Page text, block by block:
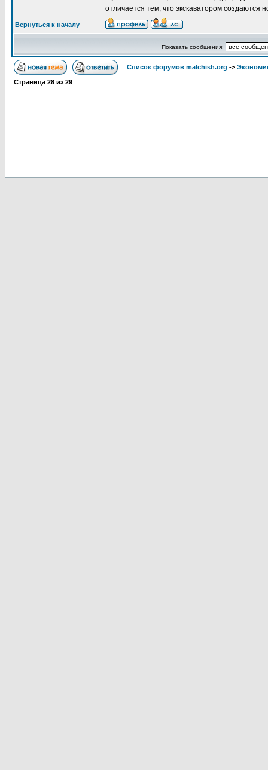
отличается тем, что экскаватором создаются
Вернуться к началу
Показать сообщения:
Список форумов malchish.org ->
Страница 28 из 29